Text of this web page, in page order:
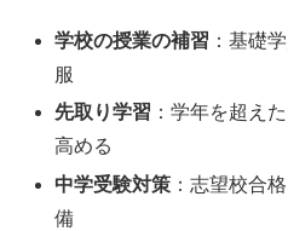
学校の授業の補習 ：基礎
服
先取り学習 ：学年を超え
高める
中学受験対策 ：志望校合
備